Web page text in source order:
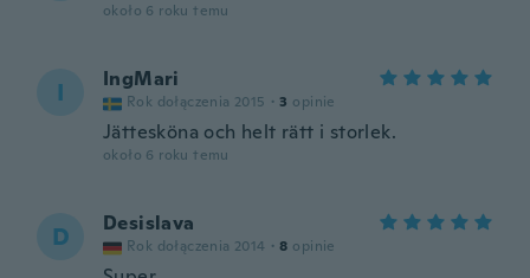
około 6 roku temu
I IngMari
Rok dołączenia 2015 · 3 opinie
Jättesköna och helt rätt i storlek.
około 6 roku temu
D Desislava
Rok dołączenia 2014 · 8 opinie